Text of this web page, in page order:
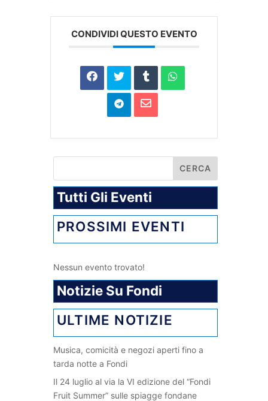
CONDIVIDI QUESTO EVENTO
Tutti Gli Eventi
PROSSIMI EVENTI
Nessun evento trovato!
Notizie Su Fondi
ULTIME NOTIZIE
Musica, comicità e negozi aperti fino a
tarda notte a Fondi
Il 24 luglio al via la VI edizione del “Fondi
Fruit Summer” sulle spiagge fondane